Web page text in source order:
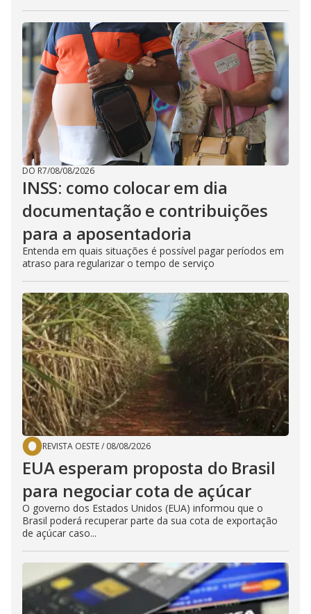
DO R7/08/08/2026
INSS: como colocar em dia
documentação e contribuições
para a aposentadoria
Entenda em quais situações é possível pagar períodos em
atraso para regularizar o tempo de serviço
REVISTA OESTE/ 08/08/2026
EUA esperam proposta do Brasil
para negociar cota de açúcar
O governo dos Estados Unidos (EUA) informou que o
Brasil poderá recuperar parte da sua cota de exportação
de açúcar caso...